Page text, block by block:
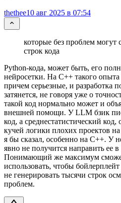
thethee10 авг 2025 в 07:54
которые без проблем могут
строк кода
Python-кода, может быть, его
нейросетки. На C++ такого
причем серьезные, и разработка
затянется, не говоря уже о
такой код нормально может и
внешней помощи. У LLM бзик
код, а среднестатистический
кучей логики плохих проектов
я бы сказал, особенно на C++. У
явно не получится направить ее
Понимающий же максимум
использовать, чтобы
не генерировать тысячи строк
проблем.